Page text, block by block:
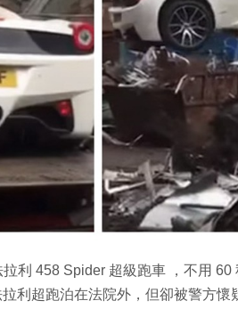
利 458 Spider 超級跑車 ，不用 60
利超跑泊在法院外，但卻被警方懷